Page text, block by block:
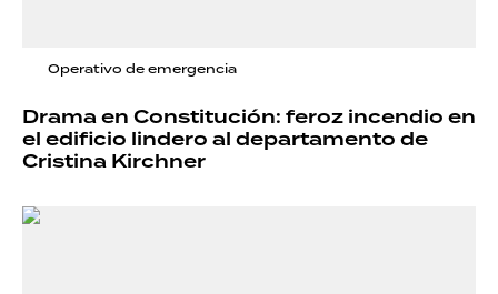
Operativo de emergencia
Drama en Constitución: feroz incendio en
el edificio lindero al departamento de
Cristina Kirchner